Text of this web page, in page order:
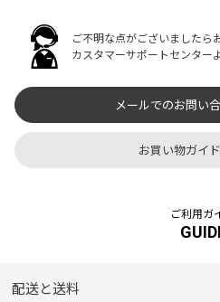
ご不明な点がございましたら
カスタマーサポートセンター
メールでのお問い
お買い物ガイ
ご利用ガ
配送と送料